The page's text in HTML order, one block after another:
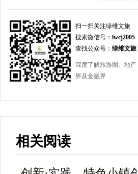
扫一扫关注绿维文旅
搜索微信号： lwcj2005
查找公众号： 绿维文旅
深度了解旅游圈、地产
界及金融界
相关阅读